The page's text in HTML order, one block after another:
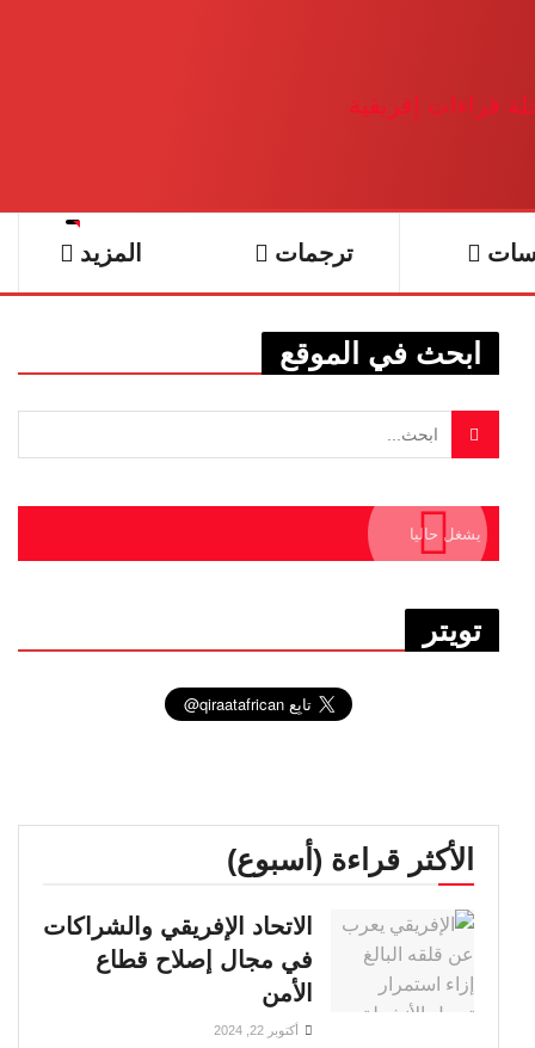
ترجمات المزيد
ابحث في الموقع
يشغل حاليا
تويتر
الأكثر قراءة (أسبوع)
الاتحاد الإفريقي والشراكات
في مجال إصلاح قطاع
الأمن
أكتوبر 22, 2024